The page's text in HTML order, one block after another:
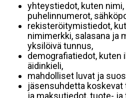
yhteystiedot, kuten nimi,
puhelinnumerot,
rekisteröitymistiedot,
nimimerkki, salasana ja
yksilöivä tunnus,
demografiatiedot, kuten
äidinkieli,
mahdolliset luvat ja
jäsensuhdetta koskevat
ja maksutiedot, tuote-